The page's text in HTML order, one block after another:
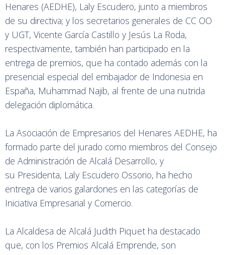
Henares (AEDHE), Laly Escudero, junto a miembros
de su directiva; y los secretarios generales de CC OO
y UGT, Vicente García Castillo y Jesús La Roda,
respectivamente, también han participado en la
entrega de premios, que ha contado además con la
presencial especial del embajador de Indonesia en
España, Muhammad Najib, al frente de una nutrida
delegación diplomática.
La Asociación de Empresarios del Henares AEDHE, ha
formado parte del jurado como miembros del Consejo
de Administración de Alcalá Desarrollo, y
su Presidenta, Laly Escudero Ossorio, ha hecho
entrega de varios galardones en las categorías de
Iniciativa Empresarial y Comercio.
La Alcaldesa de Alcalá Judith Piquet ha destacado
que, con los Premios Alcalá Emprende, son